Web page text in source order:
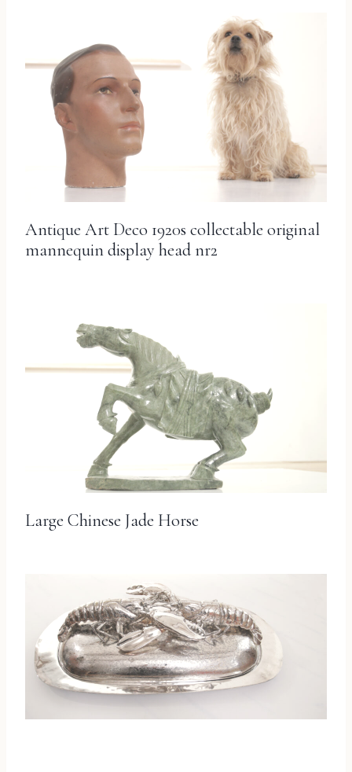
Antique Art Deco 1920s collectable original
mannequin display head nr2
Large Chinese Jade Horse